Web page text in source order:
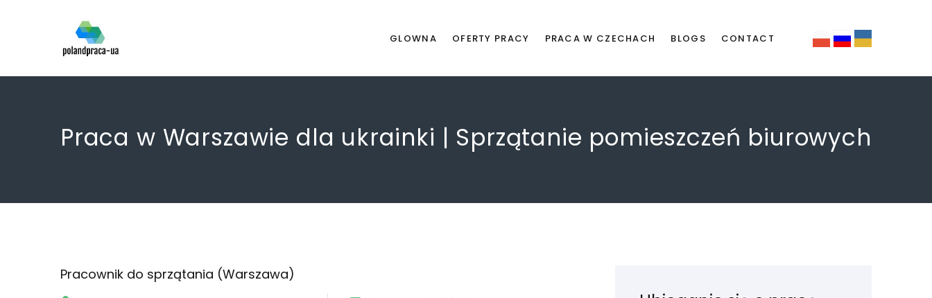
GLOWNA OFERTY PRACY PRACA W CZECHACH BLOGS CONTACT
Praca w Warszawie dla ukrainki | Sprzątanie pomieszczeń biurowych
Pracownik do sprzątania (Warszawa)